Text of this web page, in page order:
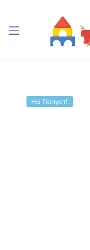
На Попуст!